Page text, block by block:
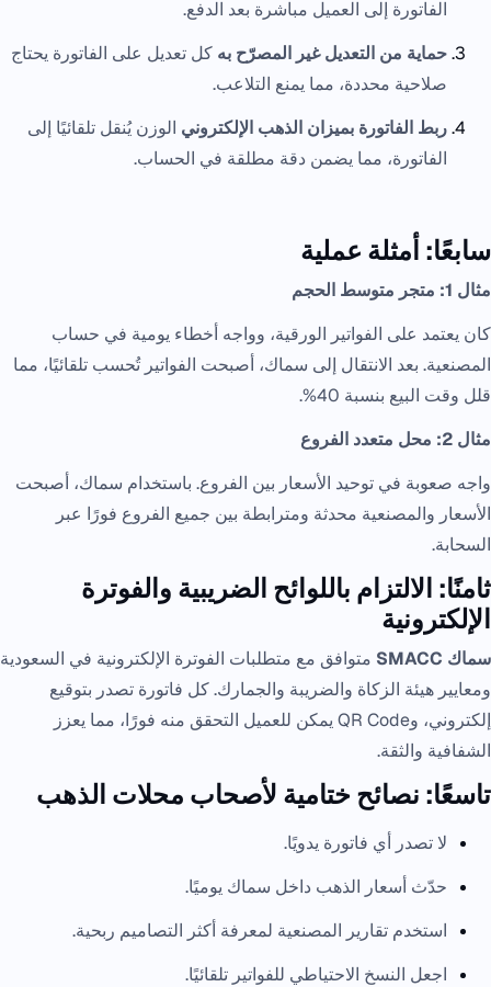
الفاتورة إلى العميل مباشرة بعد الدفع.
حماية من التعديل غير المصرّح به كل تعديل على الفاتورة يحتاج
صلاحية محددة، مما يمنع التلاعب.
ربط الفاتورة بميزان الذهب الإلكتروني الوزن يُنقل تلقائيًا إلى
الفاتورة، مما يضمن دقة مطلقة في الحساب.
سابعًا: أمثلة عملية
مثال 1: متجر متوسط الحجم
كان يعتمد على الفواتير الورقية، وواجه أخطاء يومية في حساب
المصنعية. بعد الانتقال إلى سماك، أصبحت الفواتير تُحسب تلقائيًا، مما
قلل وقت البيع بنسبة 40%.
مثال 2: محل متعدد الفروع
واجه صعوبة في توحيد الأسعار بين الفروع. باستخدام سماك، أصبحت
الأسعار والمصنعية محدثة ومترابطة بين جميع الفروع فورًا عبر
السحابة.
ثامنًا: الالتزام باللوائح الضريبية والفوترة
الإلكترونية
سماك SMACC
متوافق مع متطلبات الفوترة الإلكترونية في السعودية
ومعايير هيئة الزكاة والضريبة والجمارك. كل فاتورة تصدر بتوقيع
إلكتروني، وQR Code يمكن للعميل التحقق منه فورًا، مما يعزز
الشفافية والثقة.
تاسعًا: نصائح ختامية لأصحاب محلات الذهب
لا تصدر أي فاتورة يدويًا.
حدّث أسعار الذهب داخل سماك يوميًا.
استخدم تقارير المصنعية لمعرفة أكثر التصاميم ربحية.
اجعل النسخ الاحتياطي للفواتير تلقائيًا.